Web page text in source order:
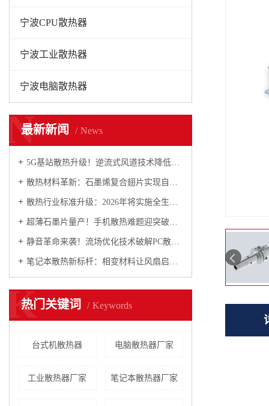
宁波CPU散热器
宁波工业散热器
宁波电脑散热器
最新新闻 News
N
5G基站散热升级！逆流式风道技术降低运维成本30%
散热材料革新：石墨烯复合翅片实现自清洁与防腐双重突破
散热行业标准升级：2026年将实施全生命周期碳核查
超薄石墨片量产！手机散热难题迎突破性解决方案
静音革命来袭！流场优化技术破解PC散热“不可能三角”
笔记本散热新标杆：相变材料让风扇启动频率降60%
热门关键词 Keywords
K
台式机散热器 电脑散热器厂家
工业散热器厂家 笔记本散热器厂家